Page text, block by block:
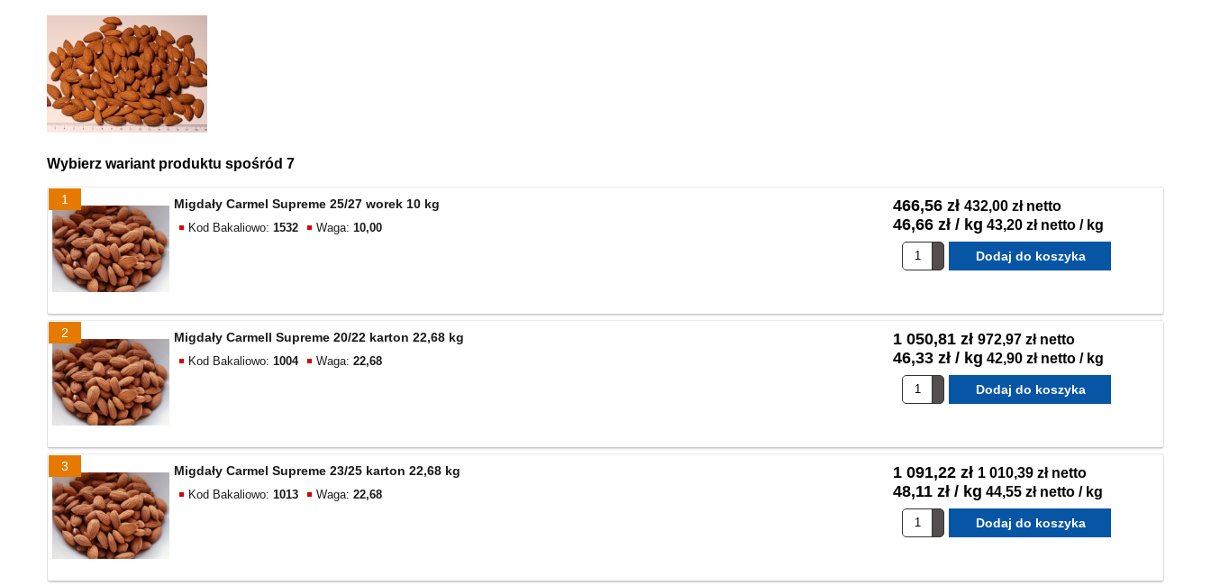
Wybierz wariant produktu spośród 7
1 Migdały Carmel Supreme 25/27 worek 10 kg
Kod Bakaliowo: 1532 Waga: 10,00
466,56 zł 432,00 zł netto
46,66 zł / kg 43,20 zł netto / kg
2 Migdały Carmell Supreme 20/22 karton 22,68 kg
Kod Bakaliowo: 1004 Waga: 22,68
1 050,81 zł 972,97 zł netto
46,33 zł / kg 42,90 zł netto / kg
3 Migdały Carmel Supreme 23/25 karton 22,68 kg
Kod Bakaliowo: 1013 Waga: 22,68
1 091,22 zł 1 010,39 zł netto
48,11 zł / kg 44,55 zł netto / kg